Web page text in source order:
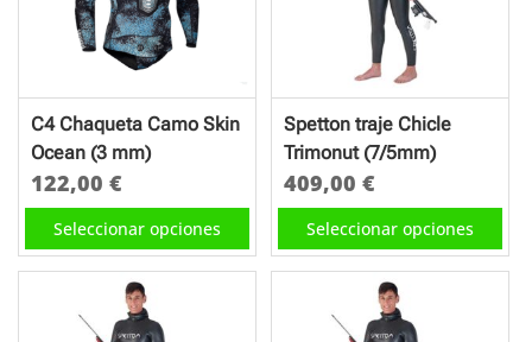
C4 Chaqueta Camo Skin
Ocean (3 mm)
122,00 €
Seleccionar opciones
Este
producto
tiene
múltiples
variantes.
Spetton traje Chicle
Trimonut (7/5mm)
409,00€
Seleccionar opciones
Este
producto
tiene
múltiples
variantes.